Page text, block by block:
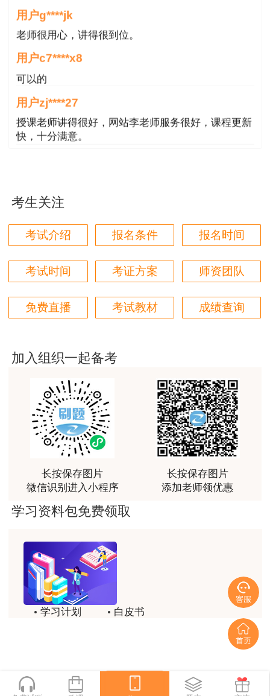
金额填写；计日工，对于计日工中人、料、机的单
价，若有工程造价信息，则据此估算，否则参考市
场价格估算；总承包服务费，按照省级或行业建设
主管部门的规定，并根据招标文件所列的内容和要
求估算。
（4）规费和税金的确定
3. 投诉与处理
（1）投标人经复核认为招标人公布的招标控
制价未按《计价规范》的规定进行编制的，应当在
招标控制价公布后5天内向招投标监督机构和工程
造价管理机构投诉。
（2）工程造价管理机构在接到投诉书后应在
责该工程招投标监督的招投标管理机构。
（3）当招标控制价复查结论与原公布的招标
控制价误差＞±3%的，应当责成招标人改正。
（4）招标人根据招标控制价复查结论，需要
修改公布的招标控制价的，且最终招标控制价的发
布时间至投标截止时间不足15天的，应当延长投
标文件的截止时间。
打卡活动，赢取学习好礼！
用户c7****x8
可以的
用户zj****27
授课老师讲得很好，网站李老师服务很好，课程更新
快，十分满意。
用户m9****66
各位老师的服务态度非常好，非常感谢！希望我们网
用户m9****66
对本次课程购买的老师的服务态度非常满意。希望我
们网站教学质量越来越高。祝大家都取得满意的结
用户m5****66
3位老师，讲的都非常的好，
用户m5****66
用户m9****88
建设工程教育网很给力，课程逻辑清晰，老师讲解通
俗易懂，重点突出，模拟题质量高，押题卷压中的知
识点很多，尤其是实务简答题秘籍压中将近70%的小
问，让小白学员也能一次过四门，十分给力，值得推
荐[强][强]
感谢教育网的多年支持与培养。
用户m9****66
用户m9****66
老师讲课认真负责，要点突出；我考试通过了。
用户ch****15
达老师的课程讲的非常好
用户s****02
考生关注
考试介绍 报名条件 报名时间
考试时间 考证方案 师资团队
免费直播 考试教材 成绩查询
加入组织一起备考
长按保存图片
微信识别进入小程序
长按保存图片
添加老师领优惠
学习资料包免费领取
学习计划
白皮书